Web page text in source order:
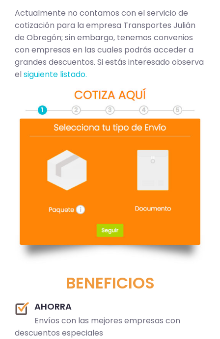
Actualmente no contamos con el servicio de
cotización para la empresa Transportes Julián
de Obregón; sin embargo, tenemos convenios
con empresas en las cuales podrás acceder a
grandes descuentos. Si estás interesado observa
el siguiente listado.
BENEFICIOS
AHORRA
Envíos con las mejores empresas con
descuentos especiales